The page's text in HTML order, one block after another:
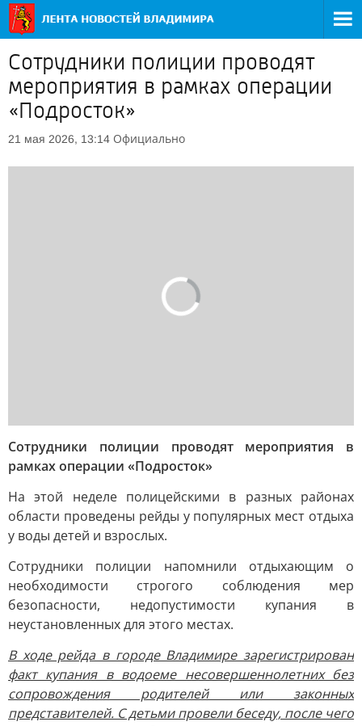
Сотрудники полиции проводят
мероприятия в рамках операции
«Подросток»
21 мая 2026, 13:14 Официально
Сотрудники полиции проводят мероприятия в
рамках операции «Подросток»
На этой неделе полицейскими в разных районах
области проведены рейды у популярных мест отдыха
у воды детей и взрослых.
Сотрудники полиции напомнили отдыхающим о
необходимости строгого соблюдения мер
безопасности, недопустимости купания в
неустановленных для этого местах.
В ходе рейда в городе Владимире зарегистрирован
факт купания в водоеме несовершеннолетних без
сопровождения родителей или законных
представителей. С детьми провели беседу, после чего